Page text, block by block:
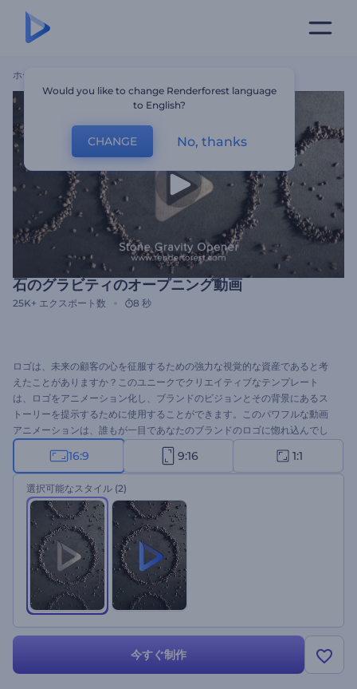
ホーム
石のグラビティのオープニング動画
25K+ エクスポート数 8 秒
ロゴは、未来の顧客の心を征服するための強力な視覚的な資産であると考
えたことがありますか？このユニークでクリエイティブなテンプレート
は、ロゴをアニメーション化し、ブランドのビジョンとその背景にあるス
トーリーを提示するために使用することができます。このパワフルな動画
アニメーションは、誰もが一目であなたのブランドのロゴに惚れ込んでし
まうことでしょう。ロゴをアップロードし、キャッチフレーズを入力し、
数分待つと、プロ仕様のロゴ・アニメーションが完成します。建設会社、
建築プロジェクトのプレゼンテーションのオープニングや、その他の対応
するプロジェクトに最適です。今すぐお試しください！
16:9 9:16 1:1
選択可能なスタイル (2)
今すぐ制作
Would you like to change Renderforest language
to English?
CHANGE No, thanks